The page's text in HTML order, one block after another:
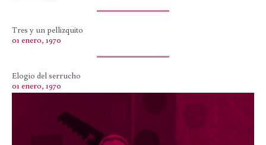
Tres y un pellizquito
01 enero, 1970
Elogio del serrucho
01 enero, 1970